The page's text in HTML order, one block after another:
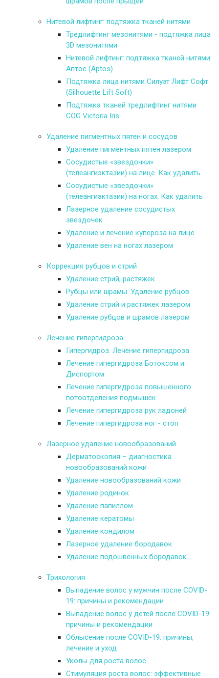
Нитевой лифтинг: подтяжка тканей нитями
Тредлифтинг мезонитями - подтяжка лица
3D мезонитями
Нитевой лифтинг: подтяжка тканей нитями
Аптос (Aptos)
Подтяжка лица нитями Силуэт Лифт Софт
(Silhouette Lift Soft)
Подтяжка тканей тредлифтинг нитями
COG Victoria Iris
Удаление пигментных пятен и сосудов
Удаление пигментных пятен лазером
Сосудистые «звездочки»
(телеангиэктазии) на лице. Как удалить
Сосудистые «звездочки»
(телеангиэктазии) на ногах. Как удалить
Лазерное удаление сосудистых
звездочек
Удаление и лечение купероза на лице
Удаление вен на ногах лазером
Коррекция рубцов и стрий
Удаление стрий, растяжек
Рубцы или шрамы. Удаление рубцов
Удаление стрий и растяжек лазером
Удаление рубцов и шрамов лазером
Лечение гипергидроза
Гипергидроз. Лечение гипергидроза
Лечение гипергидроза Ботоксом и
Диспортом
Лечение гипергидроза повышенного
потоотделения подмышек
Лечение гипергидроза рук ладоней
Лечение гипергидроза ног - стоп
Лазерное удаление новообразований
Дерматоскопия – диагностика
новообразований кожи
Удаление новообразований кожи
Удаление родинок
Удаление папиллом
Удаление кератомы
Удаление кондилом
Лазерное удаление бородавок
Удаление подошвенных бородавок
Трихология
Выпадение волос у мужчин после COVID-
19: причины и рекомендации
Выпадение волос у детей после COVID-19:
причины и рекомендации
Облысение после COVID-19: причины,
лечение и уход
Уколы для роста волос
Стимуляция роста волос: эффективные